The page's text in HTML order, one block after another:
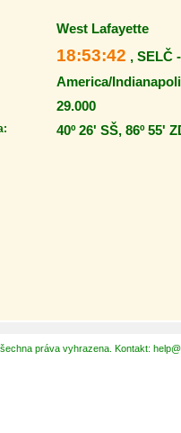
West Lafayette
18:53:42 , SELČ
America/
29.000
40º 26' SŠ, 86º 55'
práva vyhrazena. Kontakt: